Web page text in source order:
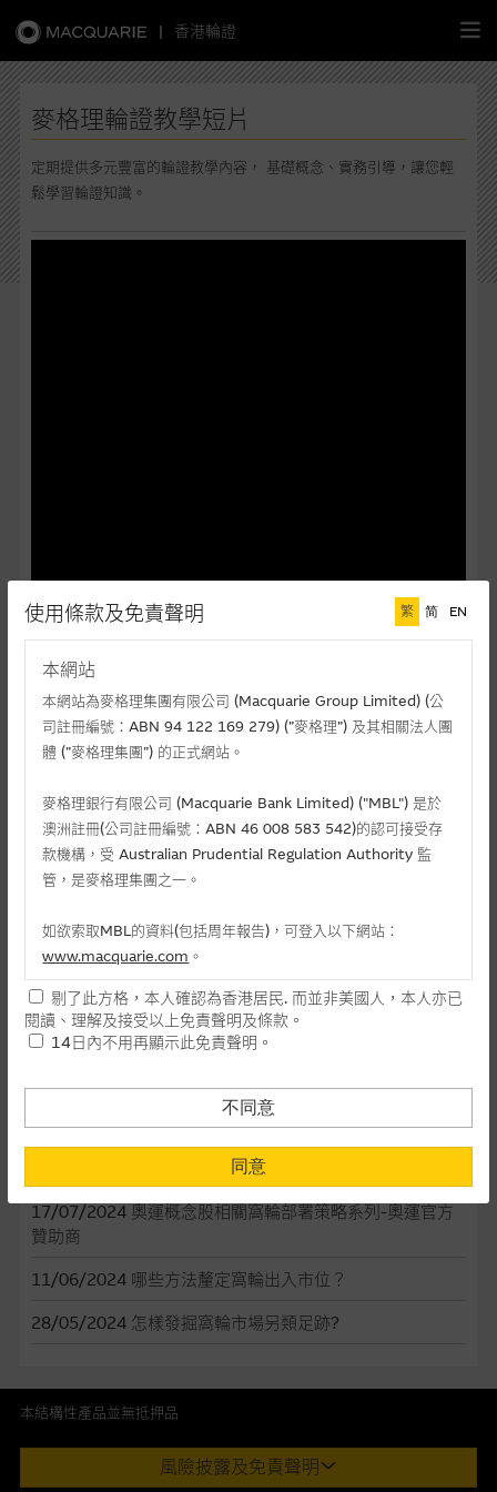
| 香港輪證
關於我們
麥格理輪證教學短片
定期提供多元豐富的輪證教學內容， 基礎概念、實務引導，讓您輕
鬆學習輪證知識。
評述
-06/09/2024
30/08/2024【市場麥搏】同程第二季業績符合預期--
-30/08/2024
-22/08/2024
19/08/2024【市場麥搏】券商下調蒙牛盈利預測--
-16/08/2024
02/08/2024【市場麥搏】02/08/2024---周大福首季零售
奧運概念股相關窩輪部署策略系列-啤酒股
17/07/2024奧運概念股相關窩輪部署策略系列-體育用品
17/07/2024奧運概念股相關窩輪部署策略系列-奧運官方
贊助商
11/06/2024哪些方法釐定窩輪出入市位？
28/05/2024怎樣發掘窩輪市場另類足跡?
使用條款及免責聲明 繁 简 EN
本網站
本網站為麥格理集團有限公司 (Macquarie Group Limited) (公
司註冊編號：ABN 94 122 169 279) (”麥格理”) 及其相關法人團
體 (”麥格理集團”) 的正式網站。
麥格理銀行有限公司 (Macquarie Bank Limited) ("MBL") 是於
澳洲註冊(公司註冊編號：ABN 46 008 583 542)的認可接受存
款機構，受 Australian Prudential Regulation Authority 監
管，是麥格理集團之一。
如欲索取MBL的資料(包括周年報告)，可登入以下網站：
www.macquarie.com 。
本網站所載資料會隨時更改，而不作另行通知，如閣下欲取麥格
理的資料，可直接聯絡本集團職員。
民使用，並不提供或發售予美國人。本網站內容無意要約或唆使
閣下購買證券、基金單位或其他投資工具(不論在參考條款上或在
其他地方)，但清楚表明上述意圖的個別段落則屬例外。
提供網站內容的基準 – 使用時請考慮個人風險
網站內容來自我們在所示日期時認為可靠之來源，且均以真誠提
言，網站內容可能未必完整或準確。麥格理集團不會，亦沒有義
務更新網站內容，或修正任何其後變為明顯失實之地方。網站內
任何指示價格報價、公開資料或分析是基於我們相信的假設及參
可以合理選擇到的，因此並不保證該類報價單、公開資料或分析
剔了此方格，本人確認為香港居民. 而並非美國人，本人亦已
閱讀、理解及接受以上免責聲明及條款。
14日內不用再顯示此免責聲明。
不同意
同意
本結構性產品並無抵押品
此內容來自我們在所示日期時認為可靠之來源，且均以真誠提供。然
而，Macquarie Capital Limited (CE No. AAC 534)(「 MCL 」)不作陳
風險披露及免責聲明